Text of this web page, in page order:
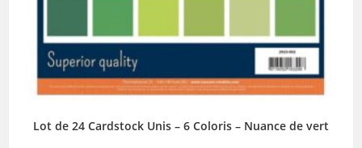
Lot de 24 Cardstock Unis – 6 Coloris – Nuance de vert